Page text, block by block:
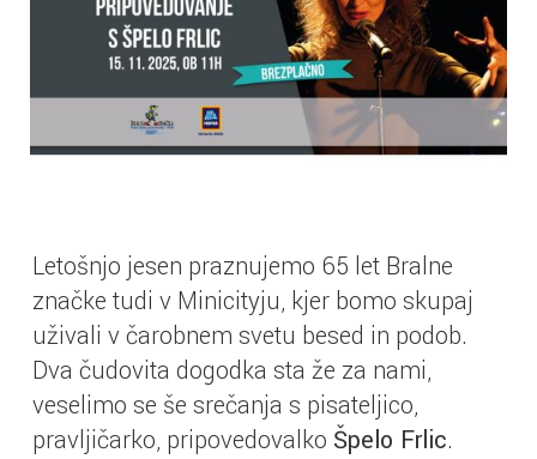
Letošnjo jesen praznujemo 65 let Bralne
značke tudi v Minicityju, kjer bomo skupaj
uživali v čarobnem svetu besed in podob.
Dva čudovita dogodka sta že za nami,
veselimo se še srečanja s pisateljico,
pravljičarko, pripovedovalko Špelo Frlic.